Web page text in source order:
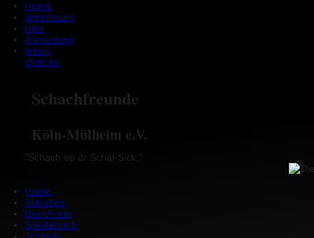
Home
Impressum
Hilfe
Anmeldung
Intern
sfkm.de
Schachfreunde
Köln-Mülheim e.V.
"Schach op dr Schäl-Sick."
Home
Aktuelles
Der Verein
Spielbetrieb